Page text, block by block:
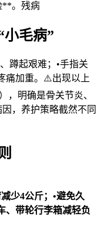
**。残病
小毛病”
蹲起艰难；•手指关
痛加重。⚠️出现以上
，明确是骨关节炎、
，养护策略截然不同
少4公斤；•避免久
、带轮行李箱减轻负